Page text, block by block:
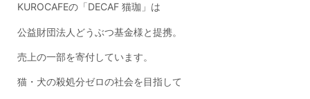
KUROCAFEの「DECAF 猫珈」は
公益財団法人どうぶつ基金様と提携。
売上の一部を寄付しています。
猫・犬の殺処分ゼロの社会を目指して